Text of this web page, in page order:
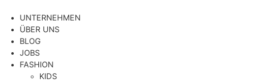
Inhalt
springen
UNTERNEHMEN
ÜBER UNS
BLOG
JOBS
FASHION
KIDS